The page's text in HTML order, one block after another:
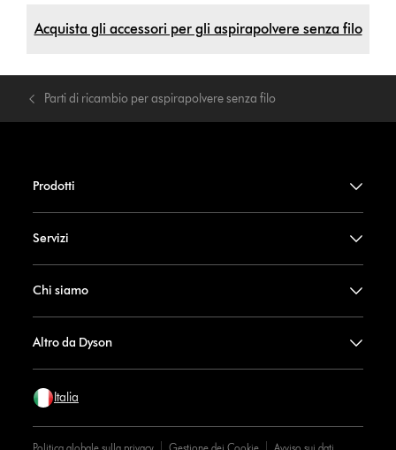
Acquista gli accessori per gli aspirapolvere senza filo
Parti di ricambio per aspirapolvere senza filo
Prodotti
Servizi
Chi siamo
Altro da Dyson
Italia